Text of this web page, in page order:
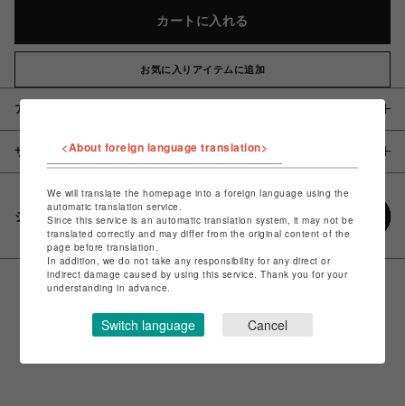
カートに入れる
お気に入りアイテムに追加
アイテム説明 / 素材
サイズ
シェアする
<About foreign language translation>
We will translate the homepage into a foreign language using the
automatic translation service.
Since this service is an automatic translation system, it may not be
translated correctly and may differ from the original content of the
page before translation.
In addition, we do not take any responsibility for any direct or
indirect damage caused by using this service. Thank you for your
understanding in advance.
Switch language Cancel